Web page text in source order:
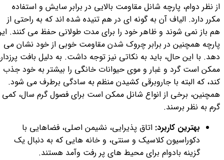
از نظر دوام، پارچه شانل مقاومت بالایی در برابر سایش و استفاده
مکرر دارد. الیاف آن به گونه ای در هم تنیده شده اند که به راحتی از
هم باز نمی شوند و ظاهر خود را برای مدت طولانی حفظ می کنند.
پارچه همچنین در برابر چروک شدن مقاومت خوبی از خود نشان می
دهد. با این حال، باید به نکاتی نیز توجه داشت. به دلیل بافت
ممکن است گرد و غبار و موی حیوانات خانگی را بیشتر به خود جذب
کند، که البته با جاروبرقی کشیدن منظم به سادگی برطرف می شود.
همچنین، برخی از انواع شانل ممکن است برای فصول گرم سال، کمی
گرم به نظر برسند.
بهترین کاربرد: اتاق پذیرایی، نشیمن اصلی، فضاهایی با
دکوراسیون کلاسیک و سنتی، و خانه هایی که به دنبال یک
گزینه بادوام برای محیط های پر رفت وآمد هستند.